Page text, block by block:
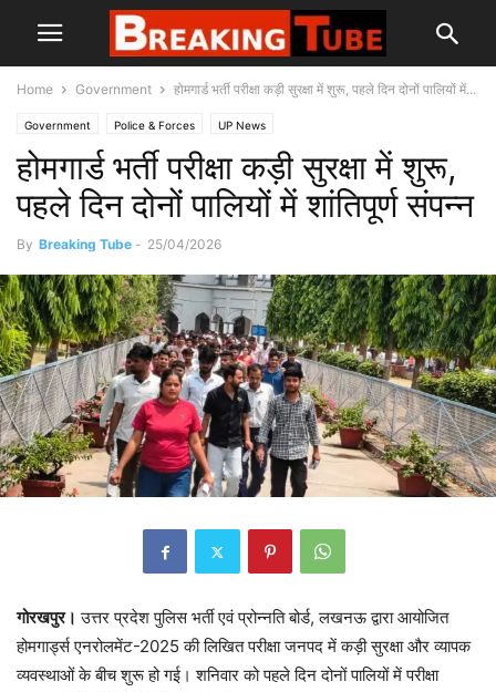
Home Government होमगार्ड भर्ती परीक्षा कड़ी सुरक्षा में शुरू, पहले दिन दोनों पालियों में...
Government Police & Forces UP News
होमगार्ड भर्ती परीक्षा कड़ी सुरक्षा में शुरू,
पहले दिन दोनों पालियों में शांतिपूर्ण संपन्न
By Breaking Tube - 25/04/2026
गोरखपुर। उत्तर प्रदेश पुलिस भर्ती एवं प्रोन्नति बोर्ड, लखनऊ द्वारा आयोजित
होमगार्ड्स एनरोलमेंट-2025 की लिखित परीक्षा जनपद में कड़ी सुरक्षा और व्यापक
व्यवस्थाओं के बीच शुरू हो गई। शनिवार को पहले दिन दोनों पालियों में परीक्षा